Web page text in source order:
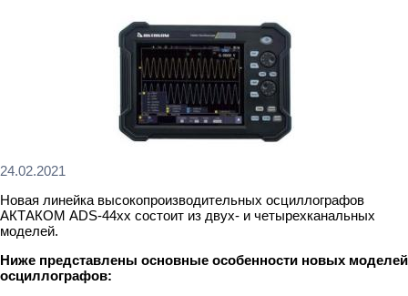
24.02.2021
Новая линейка высокопроизводительных осциллографов
АКТАКОМ ADS-44xx состоит из двух- и четырехканальных
моделей.
Ниже представлены основные особенности новых моделей
осциллографов: